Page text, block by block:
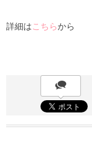
詳細は こちらから